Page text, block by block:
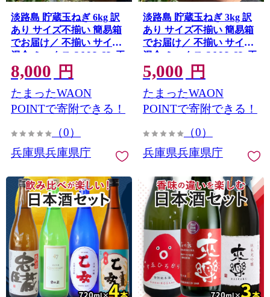
淡路島 貯蔵玉ねぎ 6kg 訳
あり サイズ不揃い 簡易箱
でお届け／ 不揃い サイズ
混合 ミックス S M L 2L 玉
ねぎ タマネギ オニオン ス
ライス サラダ ハンバーグ
肉じゃが 焼肉 常備菜 BBQ
スープ 味噌汁 産地直送 兵
8,000 円
たまったWAON
POINTで寄附できる！
（0）
兵庫県兵庫県庁
淡路島 貯蔵玉ねぎ 3kg 訳
あり サイズ不揃い 簡易箱
でお届け／ 不揃い サイズ
混合 ミックス S M L 2L 玉
ねぎ タマネギ オニオン ス
ライス サラダ ハンバーグ
肉じゃが 焼肉 常備菜 BBQ
スープ 味噌汁 産地直送 兵
5,000 円
たまったWAON
POINTで寄附できる！
（0）
兵庫県兵庫県庁